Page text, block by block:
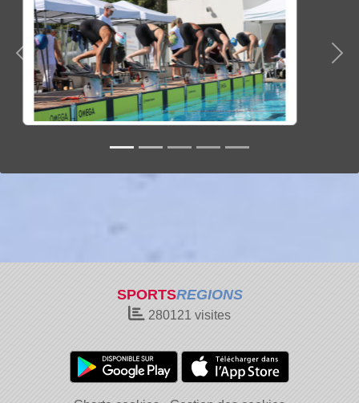
Précedent
SPORTSREGIONS
280121 visites